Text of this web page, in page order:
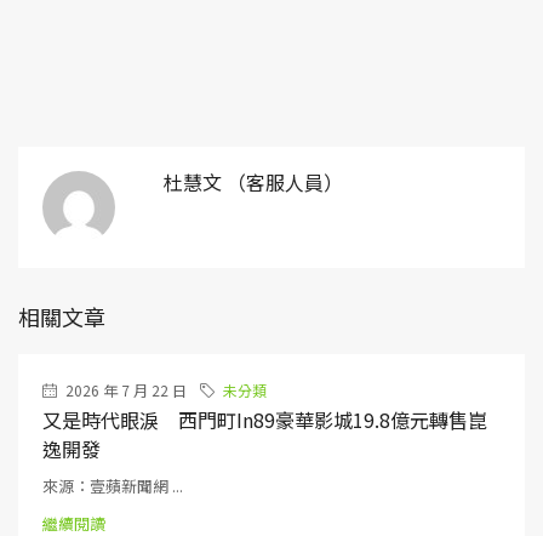
杜慧文 （客服人員）
相關文章
2026 年 7 月 22 日 未分類
又是時代眼淚 西門町in89豪華影城19.8億元轉售崑
逸開發
來源：壹蘋新聞網 ...
繼續閱讀